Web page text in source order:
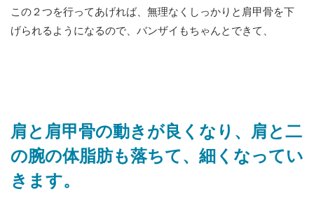
この２つを行ってあげれば、無理なくしっかりと肩甲骨を下
げられるようになるので、バンザイもちゃんとできて、
肩と肩甲骨の動きが良くなり、肩と二
の腕の体脂肪も落ちて、細くなってい
きます。